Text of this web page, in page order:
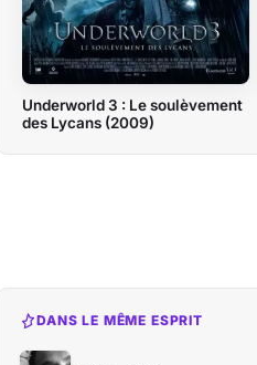
Underworld 3 : Le soulèvement
des Lycans (2009)
DANS LE MÊME ESPRIT